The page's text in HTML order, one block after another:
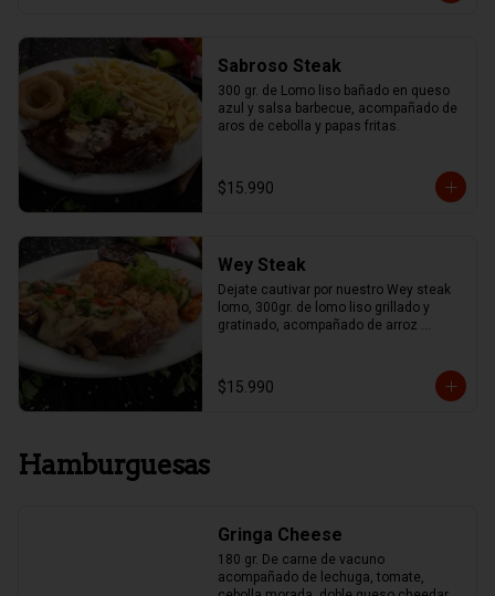
Sabroso Steak
300 gr. de Lomo liso bañado en queso
azul y salsa barbecue, acompañado de
aros de cebolla y papas fritas.
$15.990
Wey Steak
Dejate cautivar por nuestro Wey steak
lomo, 300gr. de lomo liso grillado y
gratinado, acompañado de arroz
$15.990
Hamburguesas
Gringa Cheese
180 gr. De carne de vacuno
acompañado de lechuga, tomate,